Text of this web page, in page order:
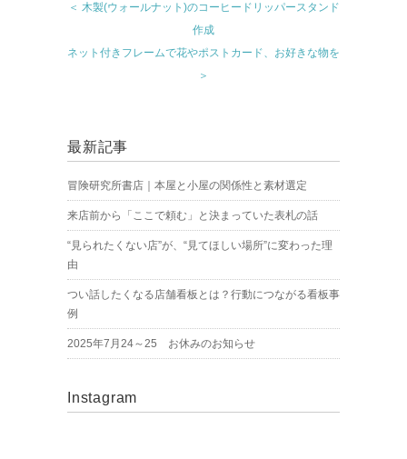
＜ 木製(ウォールナット)のコーヒードリッパースタンド
作成
ネット付きフレームで花やポストカード、お好きな物を
＞
最新記事
冒険研究所書店｜本屋と小屋の関係性と素材選定
来店前から「ここで頼む」と決まっていた表札の話
“見られたくない店”が、“見てほしい場所”に変わった理
由
つい話したくなる店舗看板とは？行動につながる看板事
例
2025年7月24～25 お休みのお知らせ
Instagram